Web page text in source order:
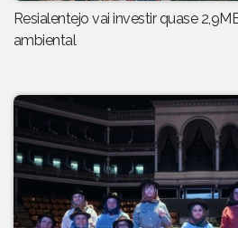
Resialentejo vai investir quase
ambiental